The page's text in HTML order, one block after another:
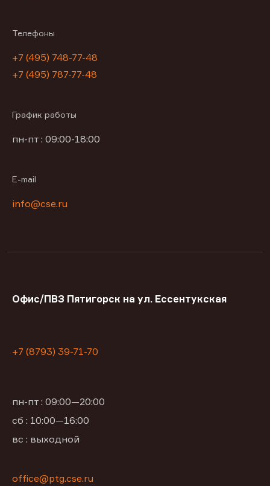
Телефоны
+7 (495) 748-77-48
+7 (495) 787-77-48
График работы
пн-пт : 09:00-18:00
E-mail
info@cse.ru
Офис/ПВЗ Пятигорск на ул. Ессентукская
+7 (8793) 39-71-70
пн-пт : 09:00—20:00
сб : 10:00—16:00
вс : выходной
office@ptg.cse.ru